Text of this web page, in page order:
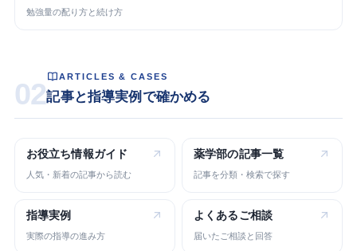
勉強量の配り方と続け方
02
ARTICLES & CASES
記事と指導実例で確かめる
お役立ち情報ガイド
人気・新着の記事から読む
薬学部の記事一覧
記事を分類・検索で探す
指導実例
実際の指導の進み方
よくある ご相談
届いたご相談と回答